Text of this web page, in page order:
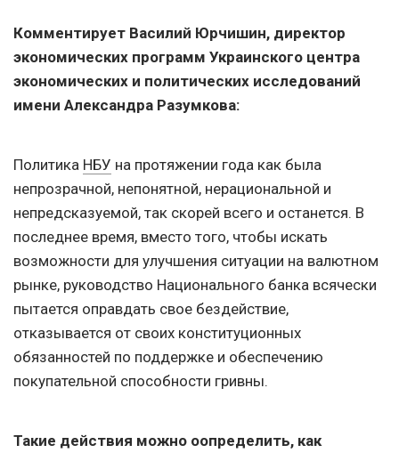
Комментирует Василий Юрчишин, директор
экономических программ Украинского центра
экономических и политических исследований
имени Александра Разумкова:
Политика НБУ на протяжении года как была
непрозрачной, непонятной, нерациональной и
непредсказуемой, так скорей всего и останется. В
последнее время, вместо того, чтобы искать
возможности для улучшения ситуации на валютном
рынке, руководство Национального банка всячески
пытается оправдать свое бездействие,
отказывается от своих конституционных
обязанностей по поддержке и обеспечению
покупательной способности гривны.
Такие действия можно оопределить, как